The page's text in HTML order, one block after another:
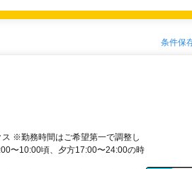
条件保
※勤務時間はご希望第一で調整し
〜10:00頃、夕方17:00〜24:00の時